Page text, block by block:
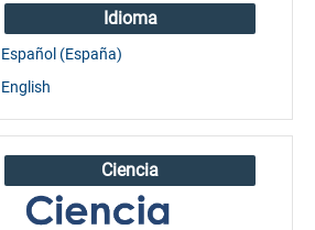
Idioma
Español (España)
English
Ciencia